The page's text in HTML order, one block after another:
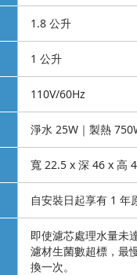
1.8 公升
1 公升
110V/60Hz
淨水 25W｜製熱
寬 22.5 x 深 46 x 高
自安裝日起享有 1 年
即使濾芯處理水量未
濾材生菌數超標，最
換一次。